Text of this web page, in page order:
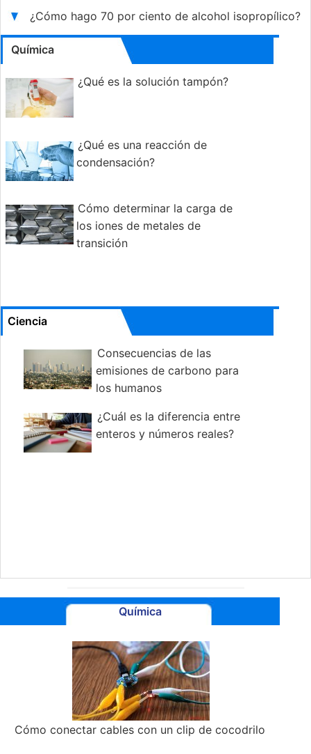
¿Cómo hago 70 por ciento de alcohol isopropílico?
Química
¿Qué es la solución tampón?
¿Qué es una reacción de
condensación?
Cómo determinar la carga de
los iones de metales de
transición
Ciencia
Consecuencias de las
emisiones de carbono para
los humanos
¿Cuál es la diferencia entre
enteros y números reales?
Química
Cómo conectar cables con un clip de cocodrilo